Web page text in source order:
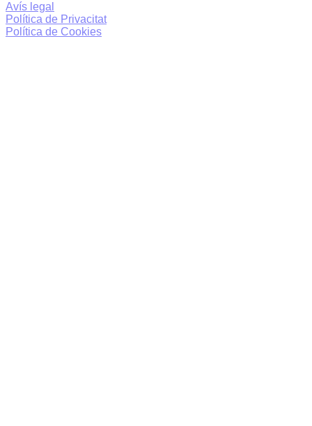
Avís legal
Política de Privacitat
Política de Cookies